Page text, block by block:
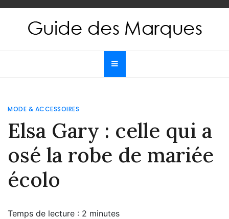
Skip
content
Guide des Marques
MODE & ACCESSOIRES
Elsa Gary : celle qui a
osé la robe de mariée
écolo
Temps de lecture : 2 minutes